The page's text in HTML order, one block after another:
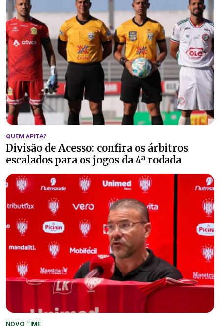
QUEM APITA?
Divisão de Acesso: confira os árbitros
escalados para os jogos da 4ª rodada
NOVO TIME